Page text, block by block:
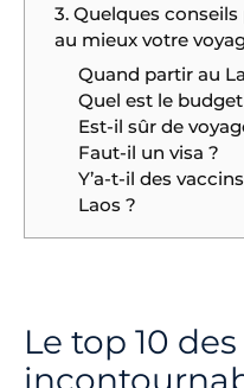
3. Quelques
au mieux votre
Quand partir au
Quel est le
Est-il sûr de
Faut-il un visa ?
Y’a-t-il des
Laos ?
Le top 10 des